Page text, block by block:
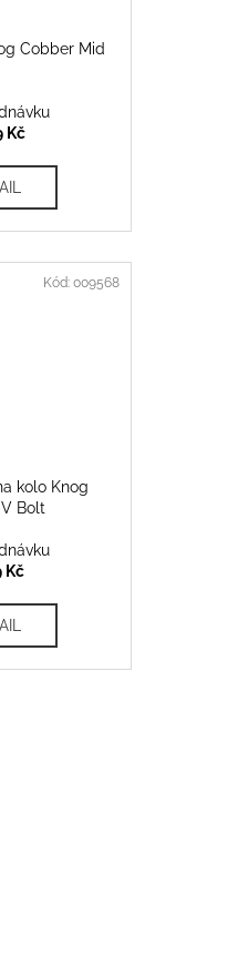
Cobber Mid
Kč
kolo Knog
Bolt
Kč
Kód: 009568